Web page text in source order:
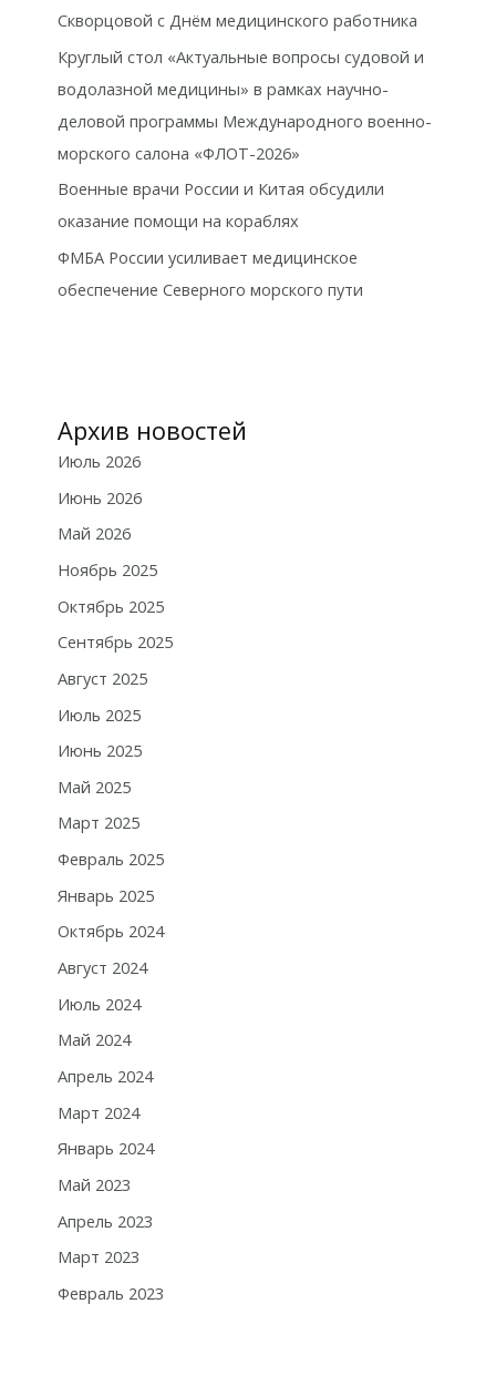
Скворцовой с Днём медицинского работника
Круглый стол «Актуальные вопросы судовой и
водолазной медицины» в рамках научно-
деловой программы Международного военно-
морского салона «ФЛОТ-2026»
Военные врачи России и Китая обсудили
оказание помощи на кораблях
ФМБА России усиливает медицинское
обеспечение Северного морского пути
Архив новостей
Июль 2026
Июнь 2026
Май 2026
Ноябрь 2025
Октябрь 2025
Сентябрь 2025
Август 2025
Июль 2025
Июнь 2025
Май 2025
Март 2025
Февраль 2025
Январь 2025
Октябрь 2024
Август 2024
Июль 2024
Май 2024
Апрель 2024
Март 2024
Январь 2024
Май 2023
Апрель 2023
Март 2023
Февраль 2023